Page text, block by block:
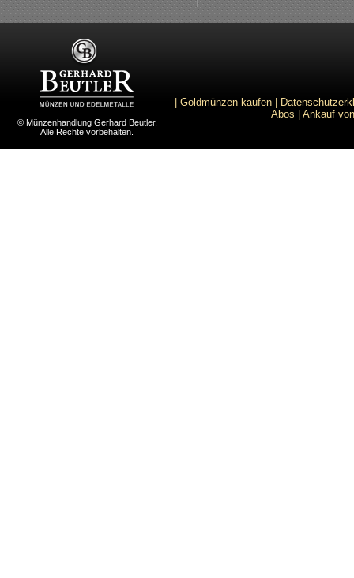
© Münzenhandlung Gerhard Beutler.
Alle Rechte vorbehalten.
Goldmünzen kaufen
Abos
Ankauf